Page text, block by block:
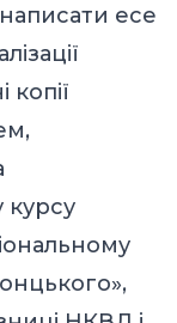
есе
копії
курсу